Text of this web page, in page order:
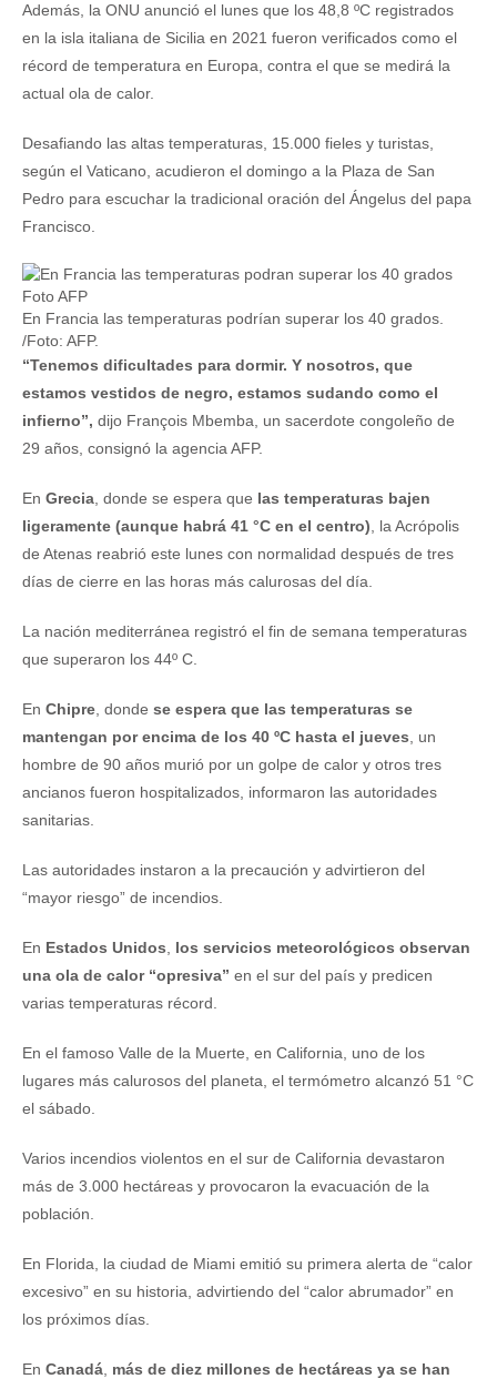
Además, la ONU anunció el lunes que los 48,8 ºC registrados
en la isla italiana de Sicilia en 2021 fueron verificados como el
récord de temperatura en Europa, contra el que se medirá la
actual ola de calor.
Desafiando las altas temperaturas, 15.000 fieles y turistas,
según el Vaticano, acudieron el domingo a la Plaza de San
Pedro para escuchar la tradicional oración del Ángelus del papa
Francisco.
En Francia las temperaturas podrían superar los 40 grados.
/Foto: AFP.
“Tenemos dificultades para dormir. Y nosotros, que
estamos vestidos de negro, estamos sudando como el
infierno”, dijo François Mbemba, un sacerdote congoleño de
29 años, consignó la agencia AFP.
En Grecia , donde se espera que las temperaturas bajen
ligeramente (aunque habrá 41 °C en el centro) , la Acrópolis
de Atenas reabrió este lunes con normalidad después de tres
días de cierre en las horas más calurosas del día.
La nación mediterránea registró el fin de semana temperaturas
que superaron los 44º C.
En Chipre , donde se espera que las temperaturas se
mantengan por encima de los 40 ºC hasta el jueves , un
hombre de 90 años murió por un golpe de calor y otros tres
ancianos fueron hospitalizados, informaron las autoridades
sanitarias.
Las autoridades instaron a la precaución y advirtieron del
“mayor riesgo” de incendios.
En Estados Unidos
los servicios meteorológicos observan
una ola de calor “opresiva” en el sur del país y predicen
varias temperaturas récord.
En el famoso Valle de la Muerte, en California, uno de los
lugares más calurosos del planeta, el termómetro alcanzó 51 °C
el sábado.
Varios incendios violentos en el sur de California devastaron
más de 3.000 hectáreas y provocaron la evacuación de la
población.
En Florida, la ciudad de Miami emitió su primera alerta de “calor
excesivo” en su historia, advirtiendo del “calor abrumador” en
los próximos días.
En Canadá más de diez millones de hectáreas ya se han